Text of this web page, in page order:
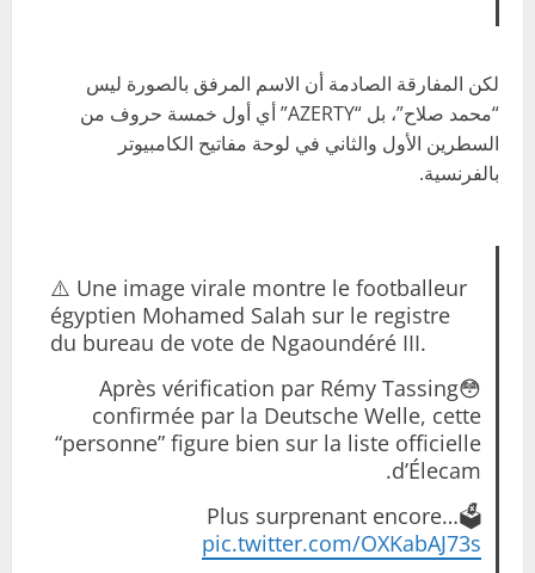
لكن المفارقة الصادمة أن الاسم المرفق بالصورة ليس
“محمد صلاح”، بل “AZERTY” أي أول خمسة حروف من
السطرين الأول والثاني في لوحة مفاتيح الكامبيوتر
بالفرنسية.
⚠️ Une image virale montre le footballeur
égyptien Mohamed Salah sur le registre
du bureau de vote de Ngaoundéré III.
😳Après vérification par Rémy Tassing
confirmée par la Deutsche Welle, cette
“personne” figure bien sur la liste officielle
d’Élecam.
🗳️Plus surprenant encore…
pic.twitter.com/OXKabAJ73s